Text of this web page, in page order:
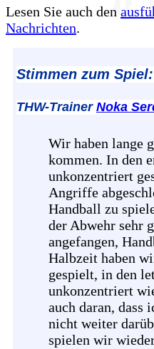
Lesen Sie auch den
Nachrichten.
Stimmen zum Spiel:
THW-Trainer Noka
Wir haben lange
kommen. In den
unkonzentriert
Angriffe
Handball zu
der Abwehr sehr
angefangen,
Halbzeit haben
gespielt, in den
unkonzentriert
auch daran,
nicht weiter
spielen wir